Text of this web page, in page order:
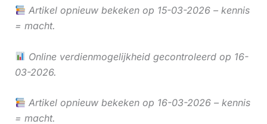
Artikel opnieuw bekeken op 15-03-2026 – kennis
= macht.
Online verdienmogelijkheid gecontroleerd op 16-
03-2026.
Artikel opnieuw bekeken op 16-03-2026 – kennis
= macht.